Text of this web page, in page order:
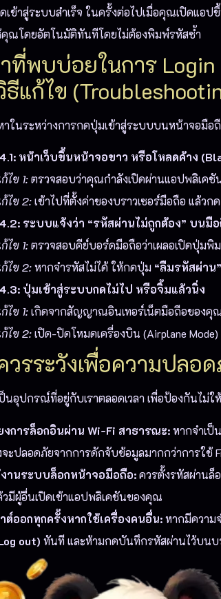
เข้าสู่ระบบสำเร็จ ในครั้งต่อไปเมื่อคุณเปิดแอป
ณโดยอัตโนมัติทันทีโดยไม่ต้องพิมพ์รหัสซ้ำ
พบบ่อยในการ Login
ธีแก้ไข
นระหว่างการกดปุ่มเข้าสู่ระบบบนหน้าจอมือถื
หน้าเว็บขึ้นหน้าจอขาว หรือโหลดค้าง
ไข 1:ตรวจสอบว่าคุณกำลังเปิดผ่านแอปพลิเคชั
ไข 2:เข้าไปที่ตั้งค่าของบราวเซอร์มือถือ แล้วก
ระบบแจ้งว่า “รหัสผ่านไม่ถูกต้อง” บนมื
ไข 1:ตรวจสอบคีย์บอร์ดมือถือว่าเผลอเปิดปุ่ม
ไข 2:หากจำรหัสไม่ได้ ให้กดปุ่ม “ลืมรหัสผ่าน”
ปุ่มเข้าสู่ระบบกดไม่ไป หรือจิ้มแล้วนิ่ง
ไข 1:เกิดจากสัญญาณอินเทอร์เน็ตมือถือของคุ
ไข 2:เปิด-ปิดโหมดเครื่องบิน (Airplane
วรระวังเพื่อความปลอ
ป็นอุปกรณ์ที่อยู่กับเราตลอดเวลา เพื่อป้องกันไ
งการล็อกอินผ่าน Wi-Fi สาธารณะ:หากจำเป็
จะปลอดภัยจากการดักจับข้อมูลมากกว่าการใช้
งานระบบล็อกหน้าจอมือถือ:ควรตั้งรหัสผ่านล็
มีผู้อื่นเปิดเข้าแอปพลิเคชันของคุณ
ต์ออกทุกครั้งหากใช้เครื่องคนอื่น:หากมีความ
out) ทันที และห้ามกดบันทึกรหัสผ่านไว้บนบ